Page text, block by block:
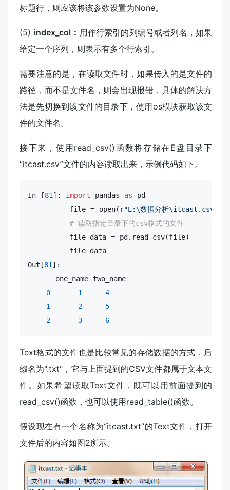
标题行，则应该将该参数设置为None。
(5) index_col： 用作行索引的列编号或者列名，如果
给定一个序列，则表示有多个行索引。
需要注意的是，在读取文件时，如果传入的是文件的
路径，而不是文件名，则会出现报错，具体的解决方
法是先切换到该文件的目录下，使用os模块获取该文
件的文件名。
接下来，使用read_csv()函数将存储在E盘目录下
“itcast.csv”文件的内容读取出来，示例代码如下。
In [81]: import pandas as pd
         file = open(
r"E:\数据分析\itcast.csv"
# 读取指定目录下的csv格式的文件
         file_data = pd.read_csv(file)
         file_data
Out[81]:
​      one_name two_name
0 1
4
1 2
5
2 3 6
Text格式的文件也是比较常见的存储数据的方式，后
缀名为".txt"，它与上面提到的CSV文件都属于文本文
件。如果希望读取Text文件，既可以用前面提到的
read_csv()函数，也可以使用read_table()函数。
假设现在有一个名称为“itcast.txt”的Text文件，打开
文件后的内容如图2所示。